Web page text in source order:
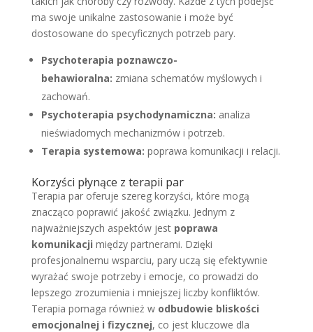
ma swoje unikalne zastosowanie i może być
dostosowane do specyficznych potrzeb pary.
Psychoterapia poznawczo-
behawioralna: zmiana schematów myślowych i
zachowań.
Psychoterapia psychodynamiczna: analiza
nieświadomych mechanizmów i potrzeb.
Terapia systemowa: poprawa komunikacji i relacji.
Korzyści płynące z terapii par
Terapia par oferuje szereg korzyści, które mogą
znacząco poprawić jakość związku. Jednym z
najważniejszych aspektów jest poprawa
komunikacji między partnerami. Dzięki
profesjonalnemu wsparciu, pary uczą się efektywnie
wyrażać swoje potrzeby i emocje, co prowadzi do
lepszego zrozumienia i mniejszej liczby konfliktów.
Terapia pomaga również w odbudowie bliskości
emocjonalnej i fizycznej, co jest kluczowe dla